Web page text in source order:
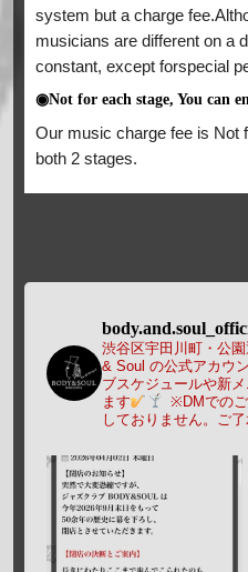
system but a charge
musicians are different on a
constant, except forspecial
◉Not for each stage, You can
Our music charge fee is Not
both 2 stages.
渋谷区宇田川町・公
& Soul の公式アカウ
ブスケジュールや新
ます
※DMでの
しておりません。ご了